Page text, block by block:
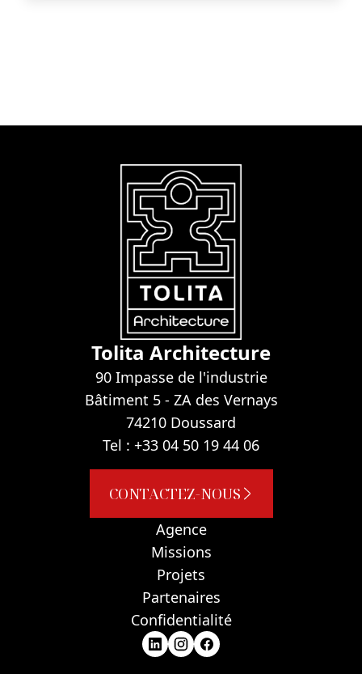
Tolita Architecture
90 Impasse de l'industrie
Bâtiment 5 - ZA des Vernays
74210 Doussard
Tel : +33 04 50 19 44 06
CONTACTEZ-NOUS
Agence
Missions
Projets
Partenaires
Confidentialité